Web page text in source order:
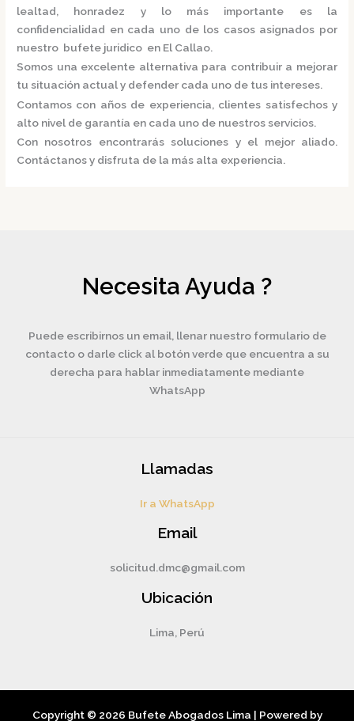
lealtad, honradez y lo más importante es la
confidencialidad en cada uno de los casos asignados por
nuestro bufete juridico en El Callao.
Somos una excelente alternativa para contribuir a mejorar
tu situación actual y defender cada uno de tus intereses.
Contamos con años de experiencia, clientes satisfechos y
alto nivel de garantía en cada uno de nuestros servicios.
Con nosotros encontrarás soluciones y el mejor aliado.
Contáctanos y disfruta de la más alta experiencia.
Necesita Ayuda ?
Puede escribirnos un email, llenar nuestro formulario de
contacto o darle click al botón verde que encuentra a su
derecha para hablar inmediatamente mediante
WhatsApp
Llamadas
Ir a WhatsApp
Email
solicitud.dmc@gmail.com
Ubicación
Lima, Perú
Copyright © 2026 Bufete Abogados Lima | Powered by